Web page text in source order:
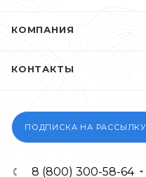
КОМПАНИЯ
КОНТАКТЫ
ПОДПИСКА НА РАССЫЛКУ
8 (800) 300-58-64